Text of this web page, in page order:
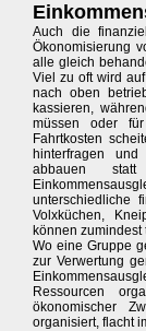
Auch die
Ökonomisierung
alle gleich
Viel zu oft wird
nach oben
kassieren,
müssen oder
Fahrtkosten
hinterfragen
abbauen
unterschiedliche
Volxküchen,
können
Wo eine Gruppe
zur Verwertung
Ressourcen
ökonomischer
organisiert, flacht